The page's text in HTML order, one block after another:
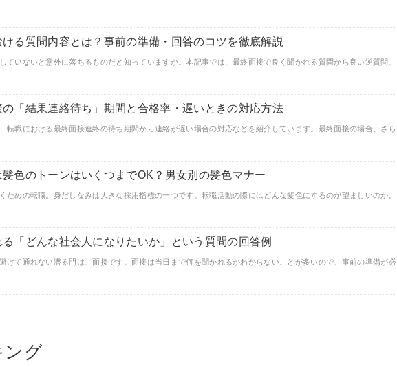
る質問内容とは？事前の準備・回答のコツを徹底解説
ていないと意外に落ちるものだと知っていますか。本記事では、最終面接で良く聞かれる質問から良い逆質問、
「結果連絡待ち」期間と合格率・遅いときの対応方法
転職における最終面接連絡の待ち期間から連絡が遅い場合の対応などを紹介しています。最終面接の場合、さら
色のトーンはいくつまでOK？男女別の髪色マナー
ための転職。身だしなみは大きな採用指標の一つです。転職活動の際にはどんな髪色にするのが望ましいのか。
「どんな社会人になりたいか」という質問の回答例
けて通れない潜る門は、面接です。面接は当日まで何を聞かれるかわからないことが多いので、事前の準備が必
ング